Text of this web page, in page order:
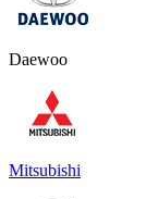
Daewoo
Mitsubishi